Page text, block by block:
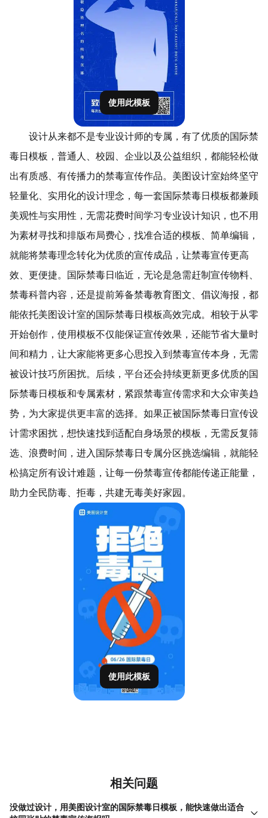
使用此模板
设计从来都不是专业设计师的专属，有了优质的国际禁
毒日模板，普通人、校园、企业以及公益组织，都能轻松做
出有质感、有传播力的禁毒宣传作品。美图设计室始终坚守
轻量化、实用化的设计理念，每一套国际禁毒日模板都兼顾
美观性与实用性，无需花费时间学习专业设计知识，也不用
为素材寻找和排版布局费心，找准合适的模板、简单编辑，
就能将禁毒理念转化为优质的宣传成品，让禁毒宣传更高
效、更便捷。国际禁毒日临近，无论是急需赶制宣传物料、
禁毒科普内容，还是提前筹备禁毒教育图文、倡议海报，都
能依托美图设计室的国际禁毒日模板高效完成。相较于从零
开始创作，使用模板不仅能保证宣传效果，还能节省大量时
间和精力，让大家能将更多心思投入到禁毒宣传本身，无需
被设计技巧所困扰。后续，平台还会持续更新更多优质的国
际禁毒日模板和专属素材，紧跟禁毒宣传需求和大众审美趋
势，为大家提供更丰富的选择。如果正被国际禁毒日宣传设
计需求困扰，想快速找到适配自身场景的模板，无需反复筛
选、浪费时间，进入国际禁毒日专属分区挑选编辑，就能轻
松搞定所有设计难题，让每一份禁毒宣传都能传递正能量，
助力全民防毒、拒毒，共建无毒美好家园。
使用此模板
相关问题
没做过设计，用美图设计室的国际禁毒日模板，能快速做出适合